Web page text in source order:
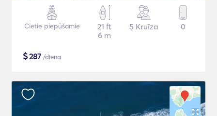
Cietie piepūšamie
21 ft
6 m
5 Kruīza 0
$287 /diena